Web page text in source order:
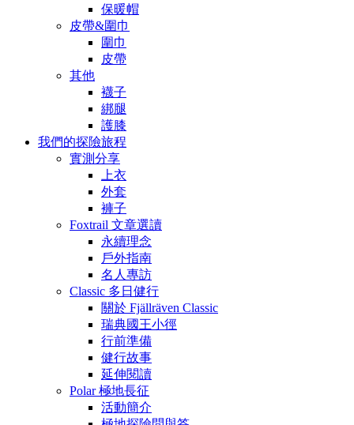
保暖帽
皮帶&圍巾
圍巾
皮帶
其他
襪子
綁腿
護膝
我們的探險旅程
實測分享
上衣
外套
褲子
Foxtrail 文章選讀
永續理念
戶外指南
名人專訪
Classic 多日健行
關於 Fjällräven Classic
瑞典國王小徑
行前準備
健行故事
延伸閱讀
Polar 極地長征
活動簡介